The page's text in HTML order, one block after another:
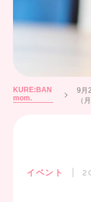
KURE:BAN
mom.
9月
（
イベント